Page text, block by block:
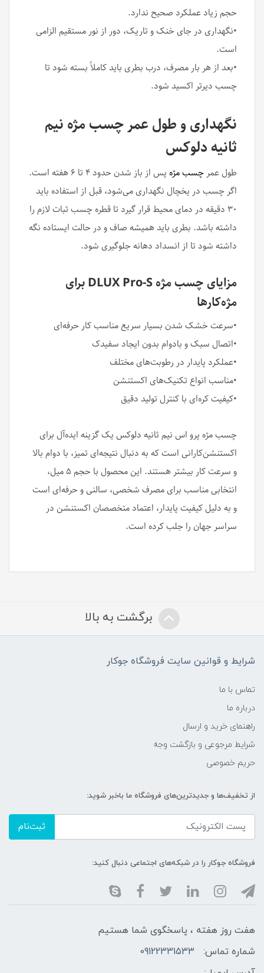
حجم زیاد عملکرد صحیح ندارد.
•نگهداری در جای خنک و تاریک، دور از نور مستقیم الزامی
است.
•بعد از هر بار مصرف، درب بطری باید کاملاً بسته شود تا
چسب دیرتر اکسید شود.
نگهداری و طول عمر چسب مژه نیم
ثانیه دلوکس
طول عمرچسب مژه
پس از باز شدن حدود ۴ تا ۶ هفته است.
اگر چسب در یخچال نگهداری می‌شود، قبل از استفاده باید
۳۰ دقیقه در دمای محیط قرار گیرد تا قطره چسب ثبات لازم را
داشته باشد. بطری باید همیشه صاف و در حالت ایستاده نگه
داشته شود تا از انسداد دهانه جلوگیری شود.
مزایای چسب مژه DLUX Pro-S برای
مژه‌کارها
•سرعت خشک شدن بسیار سریع مناسب کار حرفه‌ای
•اتصال سبک و بادوام بدون ایجاد سفیدک
•عملکرد پایدار در رطوبت‌های مختلف
•مناسب انواع تکنیک‌های اکستنشن
•کیفیت کره‌ای با کنترل تولید دقیق
چسب مژه پرو اس نیم ثانیه دلوکس یک گزینه ایده‌آل برای
اکستنشن‌کارانی است که به دنبال نتیجه‌ای تمیز، با دوام بالا
و سرعت کار بیشتر هستند. این محصول با حجم ۵ میل،
انتخابی مناسب برای مصرف شخصی، سالنی و حرفه‌ای است
و به دلیل کیفیت پایدار، اعتماد متخصصان اکستنشن در
سراسر جهان را جلب کرده است.
برگشت به بالا
شرایط و قوانین سایت فروشگاه جوکار
تماس با ما
درباره ما
راهنمای خرید و ارسال
شرایط مرجوعی و بازگشت وجه
حریم خصوصی
از تخفیف‌ها و جدیدترین‌های فروشگاه ما باخبر شوید:
ثبت‌نام
فروشگاه جوکار را در شبکه‌های اجتماعی دنبال کنید:
هفت روز هفته ، پاسخگوی شما هستیم
شماره تماس:
09122331533